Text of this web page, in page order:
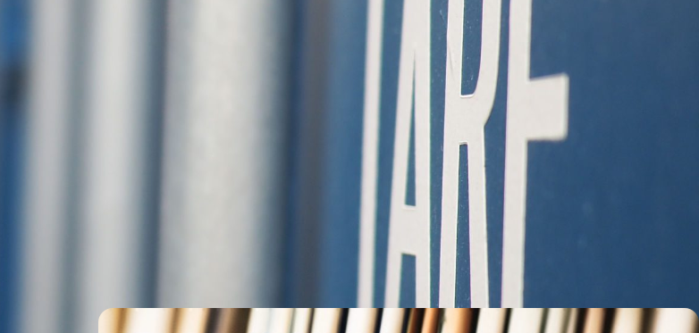
gespeichert, effizient verwaltet und langfristig verfügbar gehalten werden müssen. Dabei stehen nicht nur gesetzliche
und hohe Lagerkosten machen ein professionelles Archivmanagement zur unternehmerischen Notwendigkeit.
zugeschnittene Dienstleistungen: Von der sicheren physischen Lagerung über digitale Archivierungslösungen bis
In Kooperation mit der Buttkereit Transport GmbH führen wir den Umzug Ihres Archivs zu uns sicher und
unsere maßgeschneiderten Konzepte sorgen dafür, dass Ihre geschäftskritischen Unterlagen nicht nur rundum
Lagerung. Gerade in sensiblen Übergangsphasen von analoger zu digitaler Dokumentierung oder aufgrund
erforderlich. Da die Digitalisierung meist der kostenintensivere Schritt ist, lohnt es sich häufig, Dokumente
bieten damit volle Kostentransparenz, sowohl für die physische Lagerung als auch für eine spätere Digitalisierung.